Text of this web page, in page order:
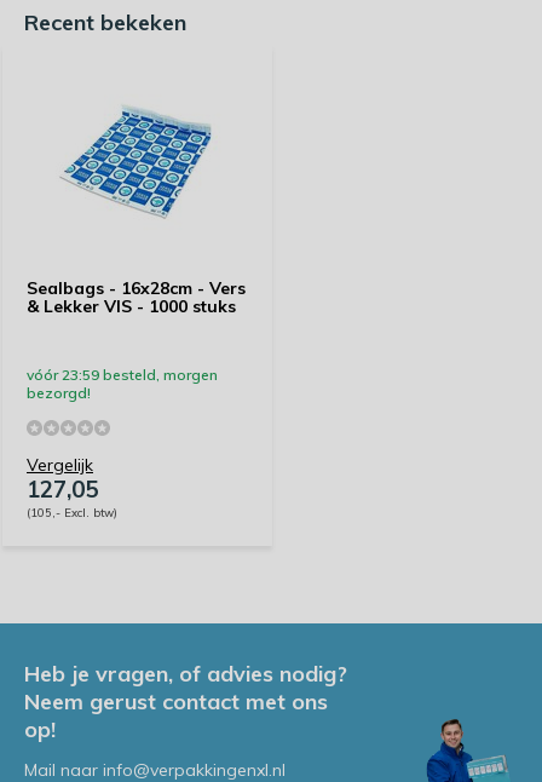
Recent bekeken
Sealbags - 16x28cm - Vers
& Lekker VIS - 1000 stuks
vóór 23:59 besteld, morgen
bezorgd!
Vergelijk
127,05
(105,- Excl. btw)
Heb je vragen, of advies nodig?
Neem gerust contact met ons
op!
Mail naar info@verpakkingenxl.nl